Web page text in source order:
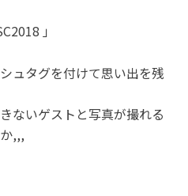
」
ュタグを付けて思い出を残
ないゲストと写真が撮れる
,,,